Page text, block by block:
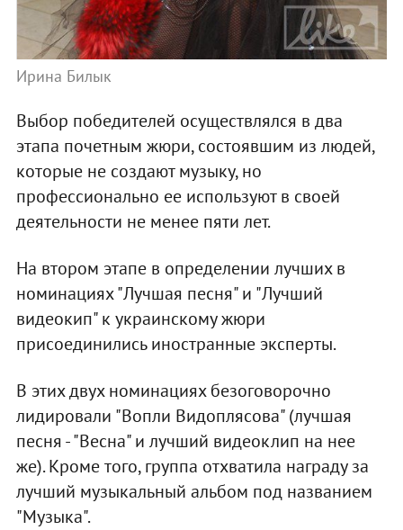
Ирина Билык
Выбор победителей осуществлялся в два
этапа почетным жюри, состоявшим из людей,
которые не создают музыку, но
профессионально ее используют в своей
деятельности не менее пяти лет.
На втором этапе в определении лучших в
номинациях "Лучшая песня" и "Лучший
видеокип" к украинскому жюри
присоединились иностранные эксперты.
В этих двух номинациях безоговорочно
лидировали "Вопли Видоплясова" (лучшая
песня - "Весна" и лучший видеоклип на нее
же). Кроме того, группа отхватила награду за
лучший музыкальный альбом под названием
"Музыка".